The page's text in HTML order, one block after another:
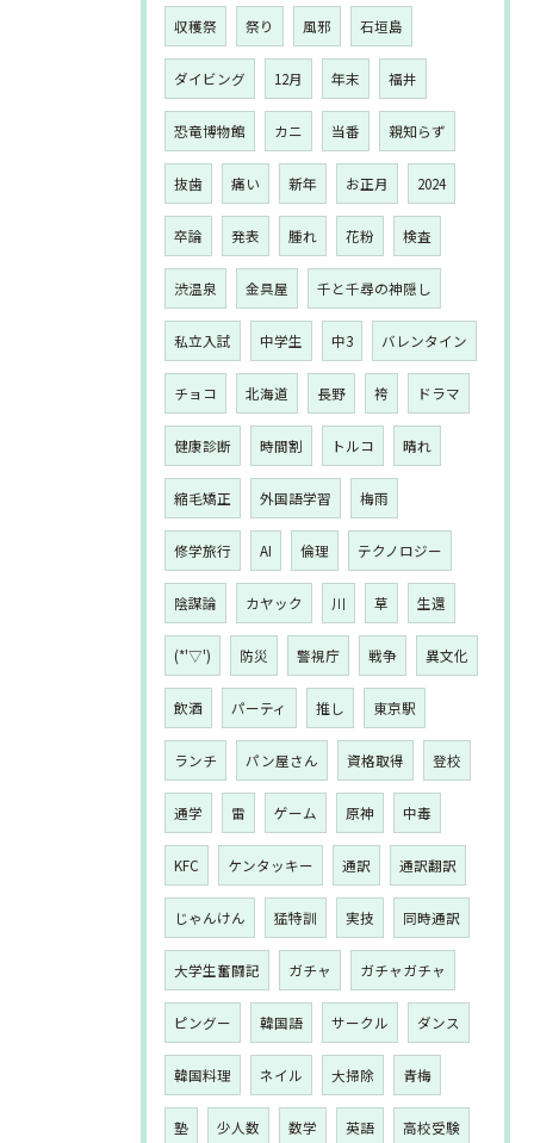
収穫祭 祭り 風邪 石垣島
ダイビング 12月 年末 福井
恐竜博物館 カニ 当番 親知らず
抜歯 痛い 新年 お正月 2024
卒論 発表 腫れ 花粉 検査
渋温泉 金具屋 千と千尋の神隠し
私立入試 中学生 中3 バレンタイン
チョコ 北海道 長野 袴 ドラマ
健康診断 時間割 トルコ 晴れ
縮毛矯正 外国語学習 梅雨
修学旅行 AI 倫理 テクノロジー
陰謀論 カヤック 川 草 生還
(*'▽') 防災 警視庁 戦争 異文化
飲酒 パーティ 推し 東京駅
ランチ パン屋さん 資格取得 登校
通学 雷 ゲーム 原神 中毒
KFC ケンタッキー 通訳 通訳翻訳
じゃんけん 猛特訓 実技 同時通訳
大学生奮闘記 ガチャ ガチャガチャ
ピングー 韓国語 サークル ダンス
韓国料理 ネイル 大掃除 青梅
塾 少人数 数学 英語 高校受験